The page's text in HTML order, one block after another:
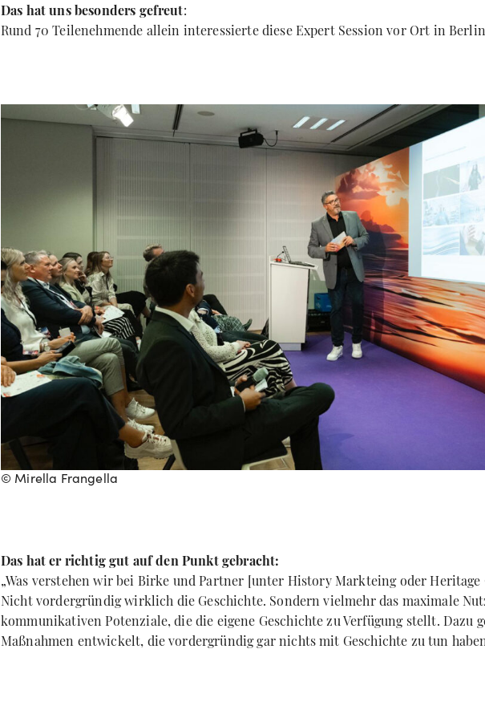
Das hat uns besonders gefreut:
Rund 70 Teilenehmende allein interessierte diese Expert Session vor Ort in
© Mirella Frangella
Das hat er richtig gut auf den Punkt gebracht:
„Was verstehen wir bei Birke und Partner [unter History Markteing oder
Nicht vordergründig wirklich die Geschichte. Sondern vielmehr das maximale
kommunikativen Potenziale, die die eigene Geschichte zu Verfügung stellt. Dazu
Maßnahmen entwickelt, die vordergründig gar nichts mit Geschichte zu tun